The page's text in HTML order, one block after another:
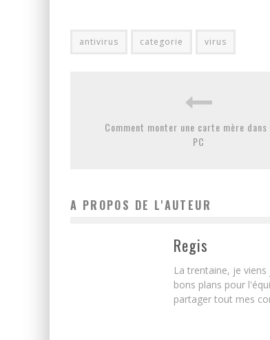
antivirus categorie virus
Comment monter une carte mère
PC
A PROPOS DE L'AUTEUR
Regis
La trentaine, je
bons plans pour
partager tout mes